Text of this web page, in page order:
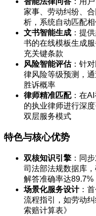
家事、劳动纠纷、
析，系统自动匹配
文书智能生成 ：提
书的在线模板生成
充关键条款
风险智能评估：针
律风险等级预测，
胜诉概率
律师精准匹配：在
的执业律师进行深
双层服务模式
特色与核心优势
双核知识引擎 ：同
司法部法规数据库
解答准确率达89.7%
场景化服务设计：
流程指引，如劳动
索赔计算表》